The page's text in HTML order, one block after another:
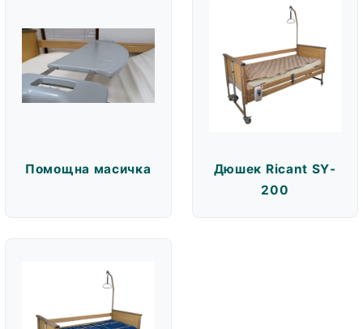
Помощна масичка
Дюшек Ricant SY-
200